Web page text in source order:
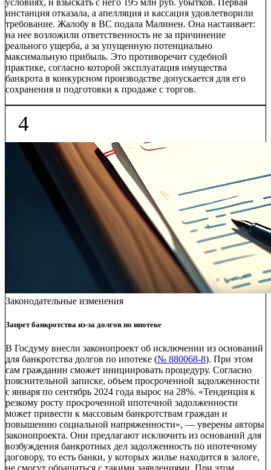
условиях, и взыскать с него 195 млн руб. убытков. Первая
инстанция отказала, а апелляция и кассация удовлетворили
требование. Жалобу в ВС подала Малинен. Она настаивает:
на нее возложили ответственность не за причинение
реального ущерба, а за упущенную потенциально
максимальную прибыль. Это противоречит судебной
практике, согласно которой эксплуатация имущества
банкрота в конкурсном производстве допускается для его
сохранения и подготовки к продаже с торгов.
4
Законодательные изменения
Запрет банкротства из-за долгов по ипотеке
В Госдуму внесли законопроект об исключении из оснований
для банкротства долгов по ипотеке (№ 880068-8). При этом
сам гражданин сможет инициировать процедуру. Согласно
пояснительной записке, объем просроченной задолженности
с января по сентябрь 2024 года вырос на 28%. «Тенденция к
резкому росту просроченной ипотечной задолженности
может привести к массовым банкротствам граждан и
повышению социальной напряженности», — уверены авторы
законопроекта. Они предлагают исключить из оснований для
возбуждения банкротных дел задолженность по ипотечному
договору, то есть банки, у которых жилье находится в залоге,